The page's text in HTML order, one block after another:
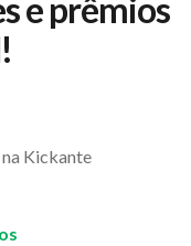
e prêmios
Kickante